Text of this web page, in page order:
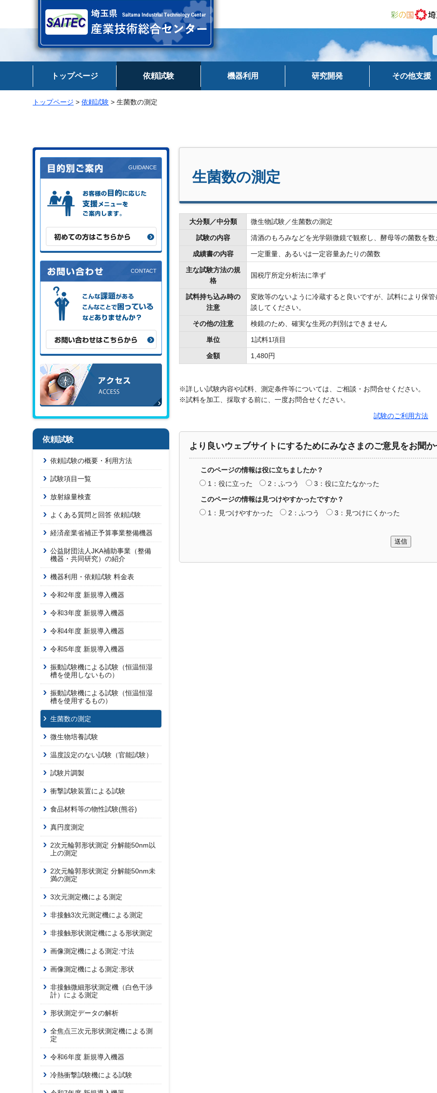
トップページ 依頼試験 機器利用 研究開発 その他支援
トップページ > 依頼試験 > 生菌数の測定
お客様の目的に応じた支援メニュー
をご案内します。
初めての方はこちらから
こんな課題がある、こんなことで困
っている、などありませんか？
お問い合わせはこちらから
アクセス
依頼試験
依頼試験の概要・利用方法
試験項目一覧
放射線量検査
よくある質問と回答 依頼試験
経済産業省補正予算事業整備機器
公益財団法人JKA補助事業（整備
機器・共同研究）の紹介
機器利用・依頼試験 料金表
令和2年度 新規導入機器
令和3年度 新規導入機器
令和4年度 新規導入機器
令和5年度 新規導入機器
振動試験機による試験（恒温恒湿
槽を使用しないもの）
振動試験機による試験（恒温恒湿
槽を使用するもの）
生菌数の測定
微生物培養試験
温度設定のない試験（官能試験）
試験片調製
衝撃試験装置による試験
食品材料等の物性試験(熊谷)
真円度測定
2次元輪郭形状測定 分解能50nm以
上の測定
2次元輪郭形状測定 分解能50nm未
満の測定
3次元測定機による測定
非接触3次元測定機による測定
非接触形状測定機による形状測定
画像測定機による測定:寸法
画像測定機による測定:形状
非接触微細形状測定機（白色干渉
計）による測定
形状測定データの解析
全焦点三次元形状測定機による測
定
令和6年度 新規導入機器
冷熱衝撃試験機による試験
生菌数の測定
大分類／中分類 微生物試験／生菌数の測定
試験の内容 清酒のもろみなどを光学顕微鏡で観察し、酵母等の菌数を数
成績書の内容 一定重量、あるいは一定容量あたりの菌数
主な試験方法の規
格
国税庁所定分析法に準ず
試料持ち込み時の
注意
変敗等のないように冷蔵すると良いですが、試料により保
談してください。
その他の注意 検鏡のため、確実な生死の判別はできません
単位 1試料1項目
金額 1,480円
※詳しい試験内容や試料、測定条件等については、ご相談・お問合せください。
※試料を加工、採取する前に、一度お問合せください。
試験のご利用方法
より良いウェブサイトにするためにみなさまのご意見をお聞
このページの情報は役に立ちましたか？
1：役に立った
2：ふつう
3：役に立たなかった
このページの情報は見つけやすかったですか？
1：見つけやすかった
2：ふつう 3：見つけにくかった
送信